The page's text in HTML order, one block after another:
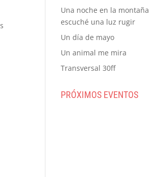
Una noche en la montaña
escuché una luz rugir
Un día de mayo
Un animal me mira
Transversal 30ff
PRÓXIMOS EVENTOS